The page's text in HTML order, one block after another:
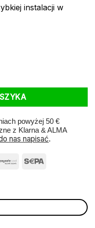
instalacji w
powyżej 50 €
z Klarna & ALMA
nas napisać.